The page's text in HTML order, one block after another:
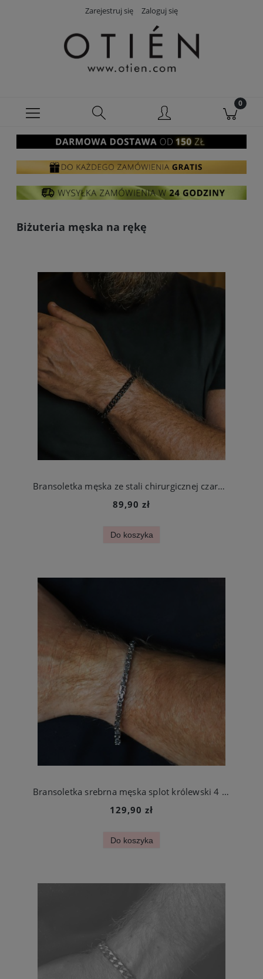
Zarejestruj się Zaloguj się
Biżuteria męska na rękę
Bransoletka męska ze stali chirurgicznej czarna gruba 7 mm 18 cm, 21 cm lub 23 cm
89,90 zł
Do koszyka
Bransoletka srebrna męska splot królewski 4 mm stal chirurgiczna
129,90 zł
Do koszyka